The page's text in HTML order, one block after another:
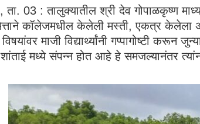
ता. 03 : तालुक्यातील श्री देव गोपाळकृष्ण
कॉलेजमधील केलेली मस्ती, एकत्र केलेला
विषयांवर माजी विद्यार्थ्यांनी गप्पागोष्टी
मध्ये संपन्न होत आहे हे समजल्यानंतर